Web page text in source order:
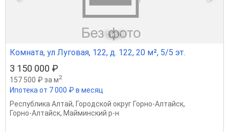
1 из 1
Комната, ул Луговая, 122, д. 122, 20 м², 5/5 эт.
3 150 000 ₽
157 500 ₽ за м2
Ипотека от 7 000 ₽ в месяц
Республика Алтай, Городской округ Горно-Алтайск,
Горно-Алтайск, Майминский р-н